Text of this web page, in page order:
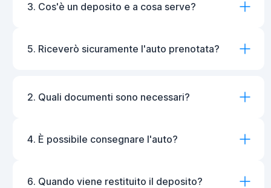
3. Cos'è un deposito e a cosa serve?
5. Riceverò sicuramente l'auto prenotata?
2. Quali documenti sono necessari?
4. È possibile consegnare l'auto?
6. Quando viene restituito il deposito?